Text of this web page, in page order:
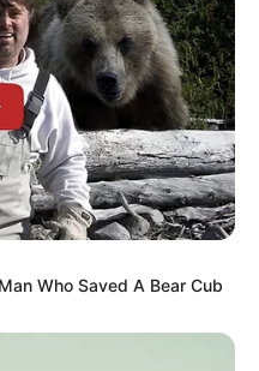
Who Saved A Bear Cub